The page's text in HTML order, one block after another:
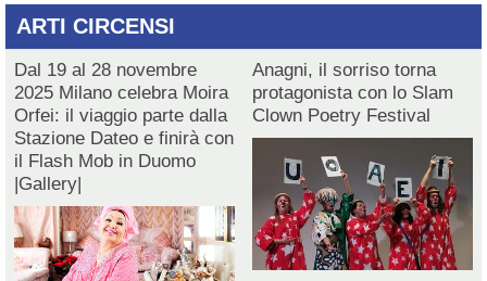
ARTI CIRCENSI
Dal 19 al 28 novembre
2025 Milano celebra Moira
Orfei: il viaggio parte dalla
Stazione Dateo e finirà con
il Flash Mob in Duomo
|Gallery|
Anagni, il sorriso torna
protagonista con lo Slam
Clown Poetry Festival